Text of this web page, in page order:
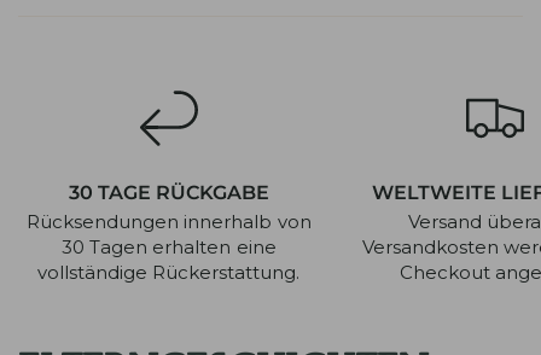
30 TAGE RÜCKGABE
Rücksendungen innerhalb von
30 Tagen erhalten eine
vollständige Rückerstattung.
WELTWEITE
Versand
Versandkosten
Checkout